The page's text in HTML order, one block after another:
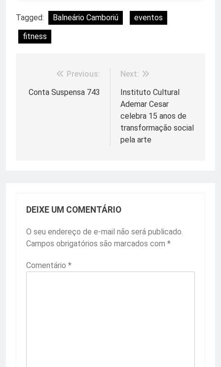
Tagged: Balneário Camboriú
eventos
fitness
Navegação
de
Previous:
Conta Suspensa 743
Next:
Instituto Cultural
Ademar Cesar
celebra 15 anos de
transformação social
pela arte
DEIXE UM COMENTÁRIO
O seu endereço de e-mail não será publicado.
Campos obrigatórios são marcados com *
Comentário *